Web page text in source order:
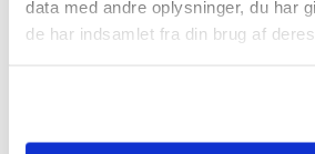
data med andre oplysninger, du har
de har indsamlet fra din brug af
73.000 Km